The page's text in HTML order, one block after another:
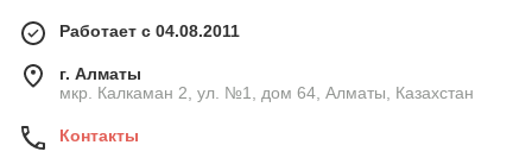
Работает с 04.08.2011
г. Алматы
мкр. Калкаман 2, ул. №1, дом 64, Алматы, Казахстан
Контакты